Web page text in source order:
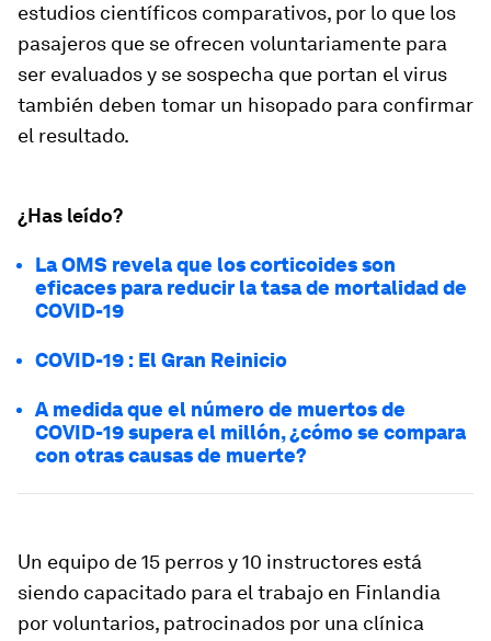
estudios científicos comparativos, por lo que los
pasajeros que se ofrecen voluntariamente para
ser evaluados y se sospecha que portan el virus
también deben tomar un hisopado para confirmar
el resultado.
¿Has leído?
La OMS revela que los corticoides son
eficaces para reducir la tasa de mortalidad de
COVID-19
COVID-19 : El Gran Reinicio
A medida que el número de muertos de
COVID-19 supera el millón, ¿cómo se compara
con otras causas de muerte?
Un equipo de 15 perros y 10 instructores está
siendo capacitado para el trabajo en Finlandia
por voluntarios, patrocinados por una clínica